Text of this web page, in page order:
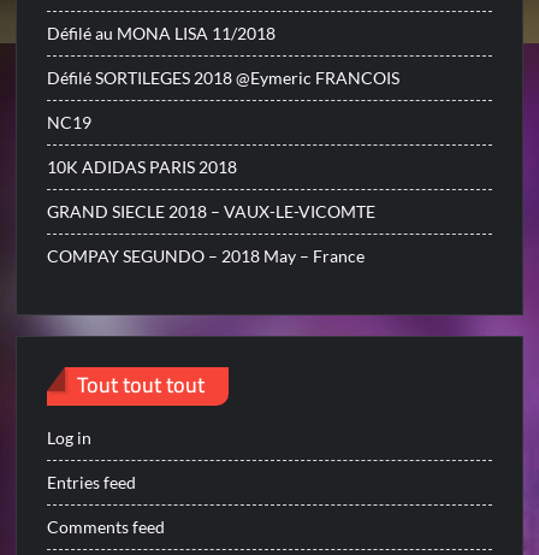
Défilé au MONA LISA 11/2018
Défilé SORTILEGES 2018 @Eymeric FRANCOIS
NC19
10K ADIDAS PARIS 2018
GRAND SIECLE 2018 – VAUX-LE-VICOMTE
COMPAY SEGUNDO – 2018 May – France
Tout tout tout
Log in
Entries feed
Comments feed